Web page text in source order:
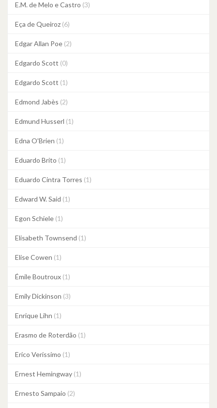
E.M. de Melo e Castro (3)
Eça de Queiroz (6)
Edgar Allan Poe (2)
Edgardo Scott (0)
Edgardo Scott (1)
Edmond Jabès (2)
Edmund Husserl (1)
Edna O'Brien (1)
Eduardo Brito (1)
Eduardo Cintra Torres (1)
Edward W. Said (1)
Egon Schiele (1)
Elisabeth Townsend (1)
Elise Cowen (1)
Émile Boutroux (1)
Emily Dickinson (3)
Enrique Lihn (1)
Erasmo de Roterdão (1)
Erico Verissimo (1)
Ernest Hemingway (1)
Ernesto Sampaio (2)